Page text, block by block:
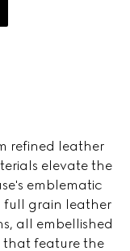
refined leather
elevate the
emblematic
full grain leather
all embellished
that feature the